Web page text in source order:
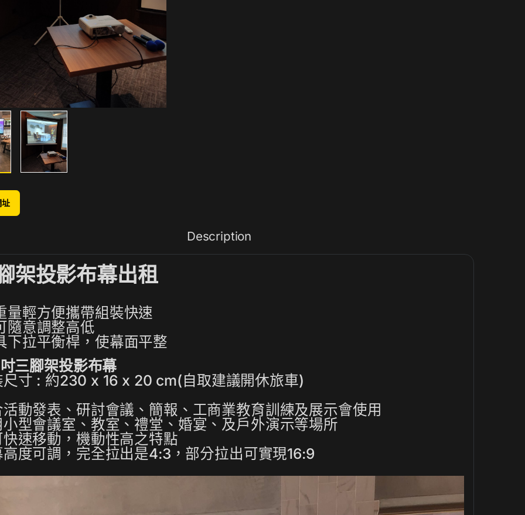
Description
架投影布幕出租
量輕方便攜帶組裝快速
隨意調整高低
下拉平衡桿，使幕面平整
三腳架投影布幕
尺寸 : 約230 x 16 x 20 cm(自取建議開休旅車)
動發表、研討會議、簡報、工商業教育訓練及展示會使用
型會議室、教室、禮堂、婚宴、及戶外演示等場所
速移動，機動性高之特點
度可調，完全拉出是4:3，部分拉出可實現16:9